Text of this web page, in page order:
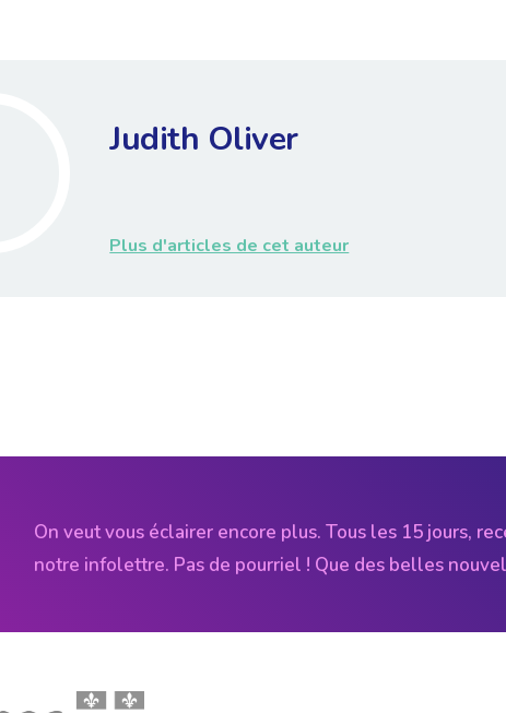
Judith Oliver
Plus d'articles de cet auteur
On veut vous éclairer encore plus. Tous les 15 jours,
notre infolettre. Pas de pourriel ! Que des belles